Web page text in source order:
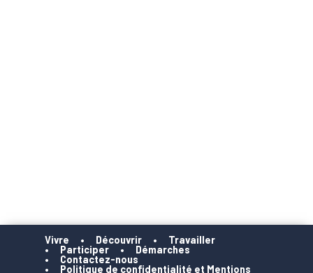
Vivre Découvrir
Travailler
Participer
Démarches
Contactez-nous
Politique de confidentialité et Mentions